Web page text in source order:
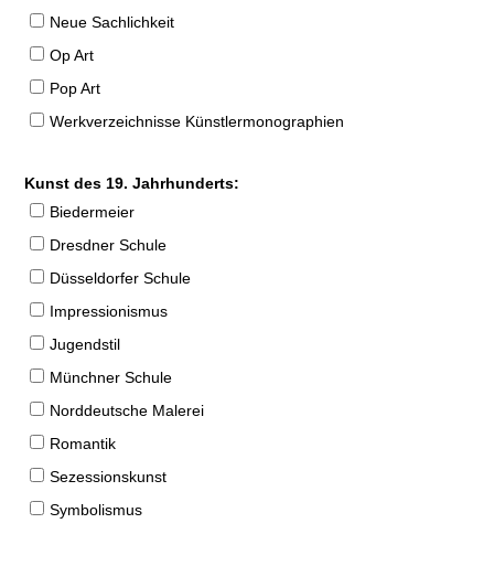
Neue Sachlichkeit
Op Art
Pop Art
Werkverzeichnisse Künstlermonographien
Kunst des 19. Jahrhunderts:
Biedermeier
Dresdner Schule
Düsseldorfer Schule
Impressionismus
Jugendstil
Münchner Schule
Norddeutsche Malerei
Romantik
Sezessionskunst
Symbolismus